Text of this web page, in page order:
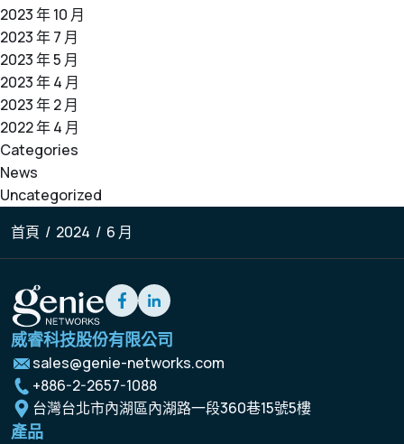
2023 年 10 月
2023 年 7 月
2023 年 5 月
2023 年 4 月
2023 年 2 月
2022 年 4 月
Categories
News
Uncategorized
首頁 / 2024 / 6 月
威睿科技股份有限公司
sales@genie-networks.com
+886-2-2657-1088
台灣台北市內湖區內湖路一段360巷15號5樓
產品